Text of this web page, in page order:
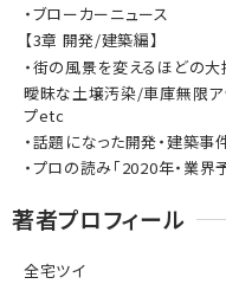
・ブローカーニュース
【3章 開発/建築編】
・街の風景を変えるほどの大
曖昧な土壌汚染/車庫無限
プetc
・話題になった開発・建築事
・プロの読み「2020年・業界
著者プロフィール
全宅ツイ